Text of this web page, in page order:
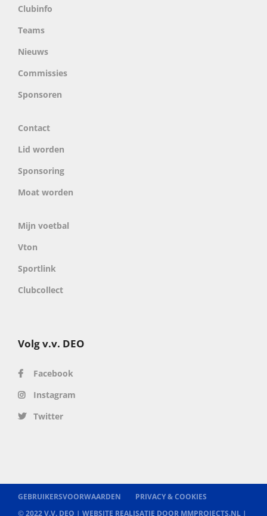
Clubinfo
Teams
Nieuws
Commissies
Sponsoren
Contact
Lid worden
Sponsoring
Moat worden
Mijn voetbal
Vton
Sportlink
Clubcollect
Volg v.v. DEO
Facebook
Instagram
Twitter
GEBRUIKERSVOORWAARDEN
PRIVACY & COOKIES
© 2022 V.V. DEO | WEBSITE REALISATIE DOOR MMPROJECTS.NL|